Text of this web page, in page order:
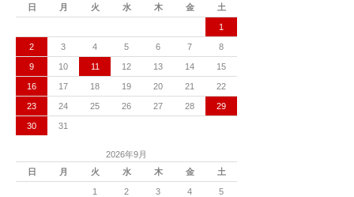
日
月 火 水 木 金 土
1
2 3 4 5 6 7 8
9 10 11 12 13 14 15
16 17 18 19 20 21 22
23 24 25 26 27 28 29
30 31
2026年9月
日
月 火 水 木 金 土
1 2 3 4 5